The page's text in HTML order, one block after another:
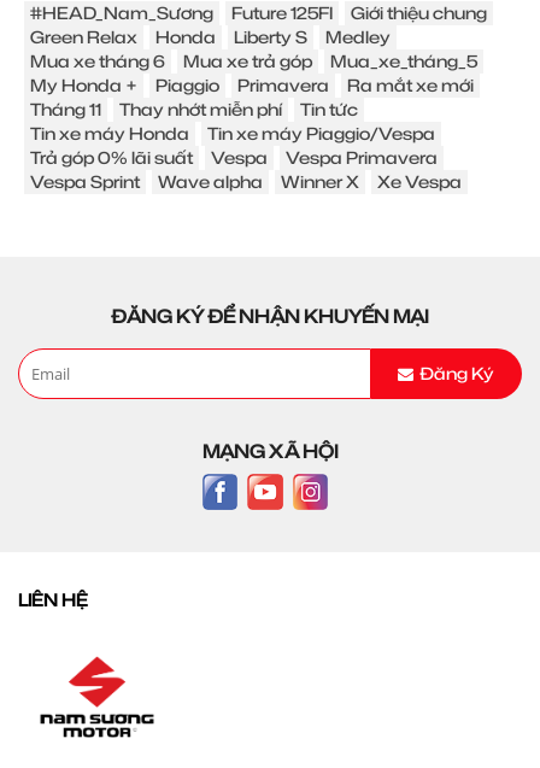
#HEAD_Nam_Sương Future 125FI
Giới thiệu chung
Green Relax
Honda Liberty S
Medley
Mua xe tháng 6
Mua xe trả góp
Mua_xe_tháng_5
My Honda +
Piaggio Primavera
Ra mắt xe mới
Tháng 11
Thay nhớt miễn phí
Tin tức
Tin xe máy Honda
Tin xe máy Piaggio/Vespa
Trả góp 0% lãi suất
Vespa
Vespa Primavera
Vespa Sprint
Wave alpha Winner X Xe Vespa
ĐĂNG KÝ ĐỂ NHẬN KHUYẾN MẠI
Đăng Ký
MẠNG XÃ HỘI
LIÊN HỆ